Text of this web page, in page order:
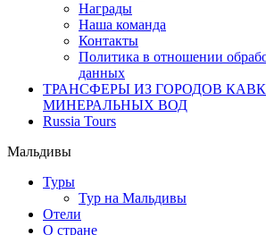
Награды
Наша команда
Контакты
Политика в отношении
данных
ТРАНСФЕРЫ ИЗ ГОРОДОВ
МИНЕРАЛЬНЫХ ВОД
Russia Tours
Мальдивы
Туры
Тур на Мальдивы
Отели
О стране